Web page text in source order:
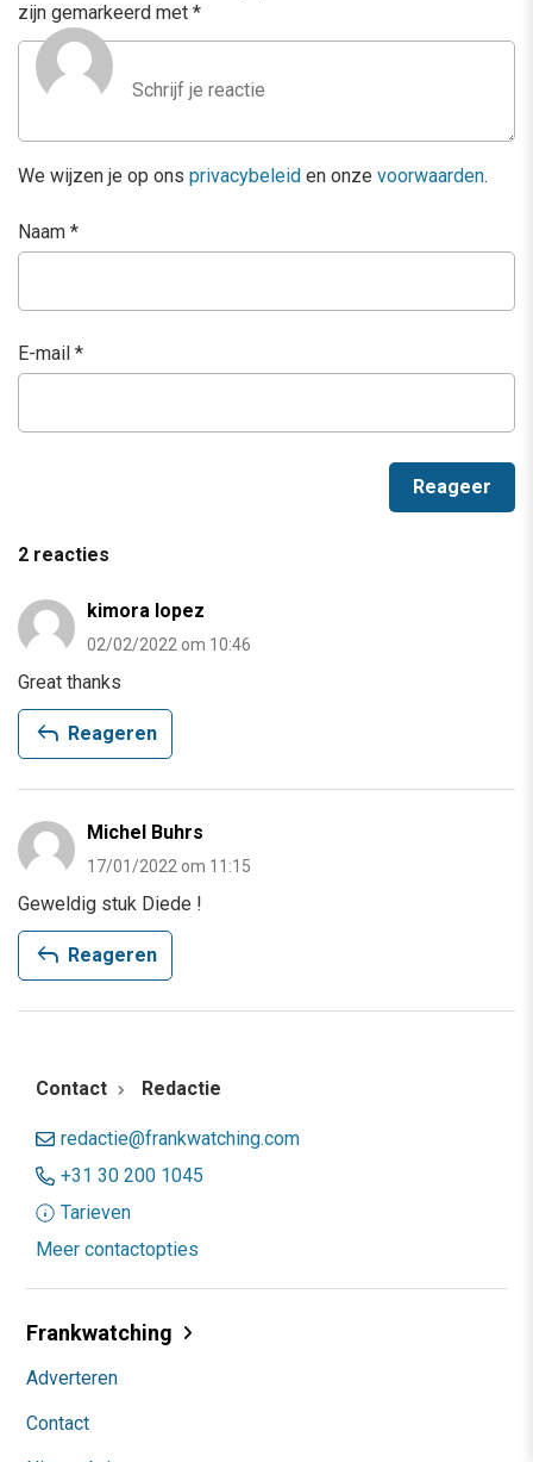
zijn gemarkeerd met *
We wijzen je op ons privacybeleid en onze voorwaarden.
Naam *
E-mail *
2 reacties
kimora lopez
02/02/2022 om 10:46
Great thanks
reply Reageren
Michel Buhrs
17/01/2022 om 11:15
Geweldig stuk Diede !
reply Reageren
Contact Redactie
redactie@frankwatching.com
+31 30 200 1045
Tarieven
Meer contactopties
Frankwatching
Adverteren
Contact